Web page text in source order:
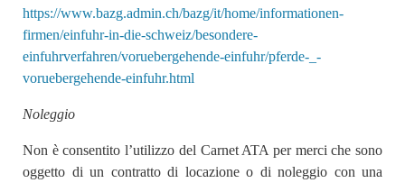
https://www.bazg.admin.ch/bazg/it/home/informationen-
firmen/einfuhr-in-die-schweiz/besondere-
einfuhrverfahren/voruebergehende-einfuhr/pferde-_-
voruebergehende-einfuhr.html
Noleggio
Non è consentito l’utilizzo del Carnet ATA per merci che sono
oggetto di un contratto di locazione o di noleggio con una